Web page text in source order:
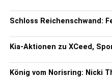
Schloss Reichenschwand:
Kia-Aktionen zu XCeed,
König vom Norisring: Nicki